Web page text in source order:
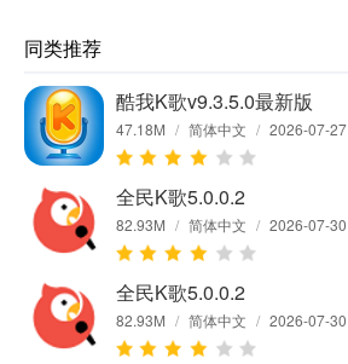
同类推荐
酷我K歌v9.3.5.0最新版
47.18M / 简体中文 / 2026-07-27
全民K歌5.0.0.2
82.93M / 简体中文 / 2026-07-30
全民K歌5.0.0.2
82.93M / 简体中文 / 2026-07-30